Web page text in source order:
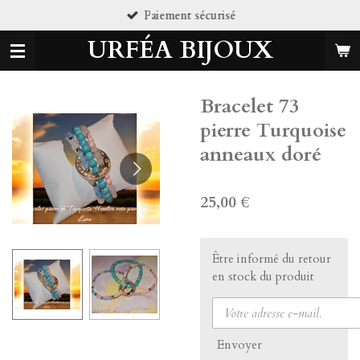
au
contenu
principal
URFÉA BIJOUX
Bracelet 73
pierre Turquoise
anneaux doré
25,00 €
Être informé du retour
en stock du produit
Envoyer